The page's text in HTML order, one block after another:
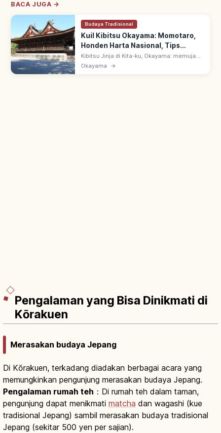
BACA JUGA →
Budaya Tradisional
Kuil Kibitsu Okayama: Momotaro,
Honden Harta Nasional, Tips
Berkunjung
Kibitsu Jinja di Kita-ku, Okayama: memuja
Kibitsuhiko-no-Mikoto, salah satu model
Legenda Momotaro. Honden & haiden Harta
Okayama →
Pengalaman yang Bisa Dinikmati di
Kōrakuen
Merasakan budaya Jepang
Di Kōrakuen, terkadang diadakan berbagai acara yang
memungkinkan pengunjung merasakan budaya Jepang.
Pengalaman rumah teh ：Di rumah teh dalam taman,
pengunjung dapat menikmati matcha dan wagashi (kue
tradisional Jepang) sambil merasakan budaya tradisional
Jepang (sekitar 500 yen per sajian).